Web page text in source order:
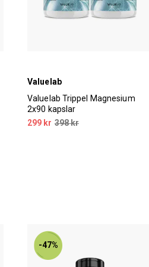
Valuelab
Valuelab Trippel Magnesium
2x90 kapslar
299 kr 398 kr
-47%